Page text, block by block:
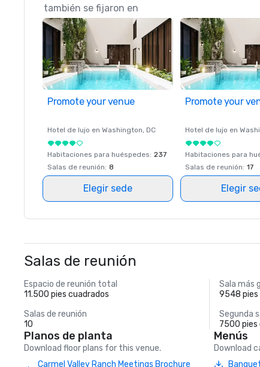
también se fijaron en
Promote your venue
Hotel de lujo en Washington, DC
Habitaciones para huéspedes: 237
Salas de reunión: 8
Elegir sede
Promote your
Hotel de lujo en
Habitaciones para
Salas de reunión: 17
Elegir
Salas de reunión
Espacio de reunión total
11.500 pies cuadrados
Sala más
9548 pies
Salas de reunión
10
Segunda
7500 pies
Planos de planta
Download floor plans for this venue.
Carmel Valley Ranch Meetings Brochure
Menús
Download